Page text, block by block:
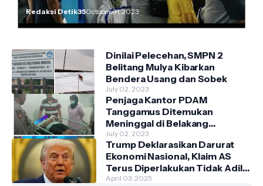
Redaksi Detik35October 31, 2023
Dinilai Pelecehan, SMPN 2
Belitang Mulya Kibarkan
Bendera Usang dan Sobek
July 02, 2023
Penjaga Kantor PDAM
Tanggamus Ditemukan
Meninggal di Belakang
Kantornya.
July 02, 2023
Trump Deklarasikan Darurat
Ekonomi Nasional, Klaim AS
Terus Diperlakukan Tidak Adil
oleh Negara Asing"
April 03, 2025